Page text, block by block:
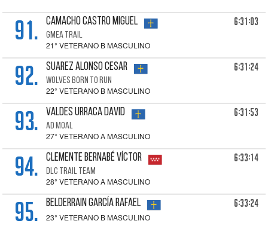
91. CAMACHO CASTRO Miguel
GMEA TRAIL
21° VETERANO B MASCULINO
6:31:03
92. SUAREZ ALONSO Cesar
WOLVES BORN TO RUN
22° VETERANO B MASCULINO
6:31:24
93. VALDES URRACA David
AD MOAL
27° VETERANO A MASCULINO
6:31:53
94. CLEMENTE BERNABÉ Víctor
DLC TRAIL TEAM
28° VETERANO A MASCULINO
6:33:14
95. BELDERRAIN GARCÍA Rafael
23° VETERANO B MASCULINO
6:33:24